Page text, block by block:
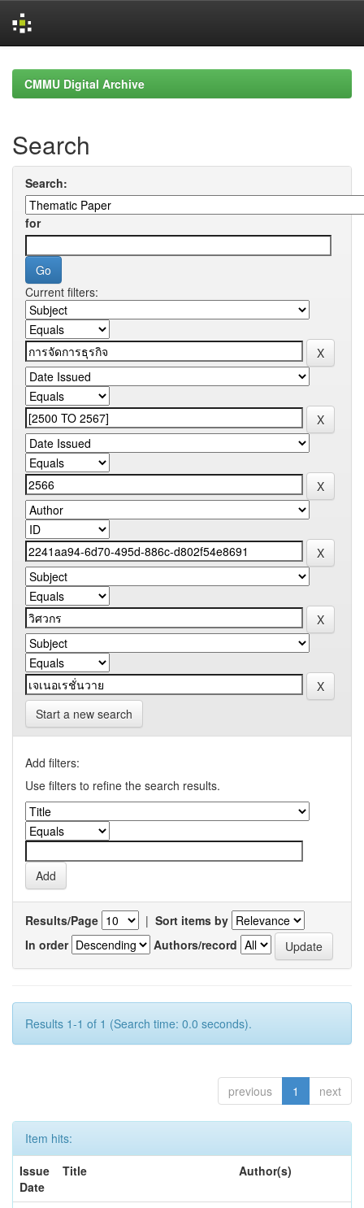
navigationCMMU Digital Archive
Search
Search:
for
Current filters:
Start a new search
Add filters:
Use filters to refine the search results.
Results/Page | Sort items by
In order
Authors/record
Results 1-1 of 1 (Search time: 0.0 seconds).
previous 1 next
Item hits:
Issue
Date
Title Author(s)